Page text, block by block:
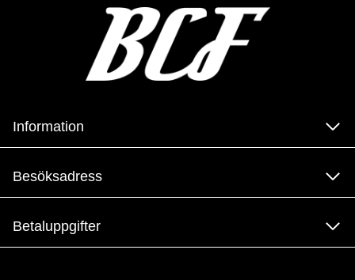
Information
Besöksadress
Betaluppgifter